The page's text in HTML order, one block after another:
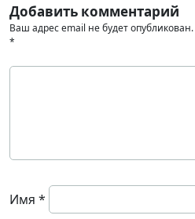
Добавить комментарий
Ваш адрес email не будет опубликован.
*
Имя *